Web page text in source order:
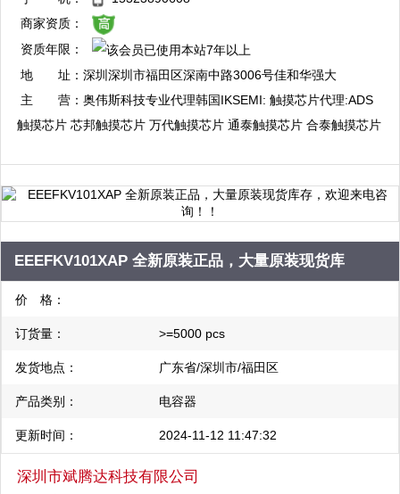
复制
QQ：3003714016
复制
商家资质：
资质年限：
地 址：深圳深圳市福田区深南中路3006号佳和华强大
厦A座7楼整层
主 营：奥伟斯科技专业代理韩国IKSEMI: 触摸芯片代理:ADS
触摸芯片 芯邦触摸芯片 万代触摸芯片 通泰触摸芯片 合泰触摸芯片
单片机 富仕通单片机:电源管理芯片代理:PI电源管理芯片 启达电源
管理芯片 芯朋微电源管理芯片 中科微马达驱动芯片
EEEFKV101XAP 全新原装正品，大量原装现货库
存，欢迎来电咨询！！
价 格：
订货量： >=5000 pcs
发货地点： 广东省/深圳市/福田区
产品类别： 电容器
更新时间： 2024-11-12 11:47:32
深圳市斌腾达科技有限公司